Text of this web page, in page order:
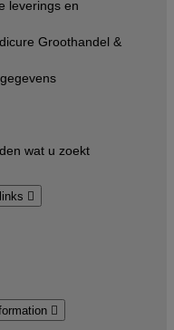
leverings en
Groothandel &
wat u zoekt

